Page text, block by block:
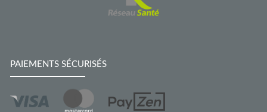
PAIEMENTS SÉCURISÉS